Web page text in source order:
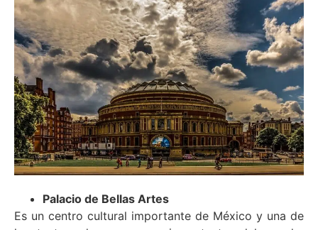
Palacio de Bellas Artes
Es un centro cultural importante de México y una de